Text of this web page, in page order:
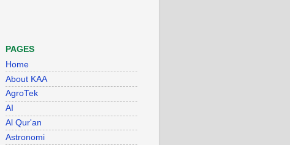
PAGES
Home
About KAA
AgroTek
AI
Al Qur'an
Astronomi